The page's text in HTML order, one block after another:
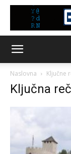
Naslovna Ključne
Ključna